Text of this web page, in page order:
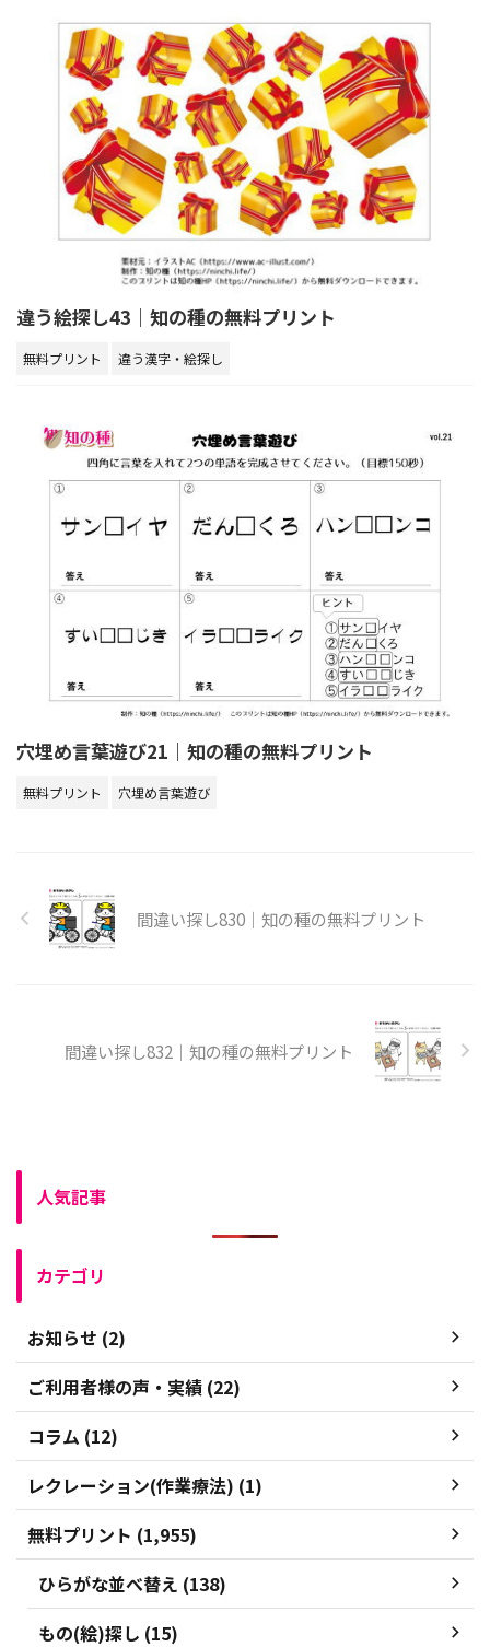
違う絵探し43｜知の種の無料プリント
無料プリント 違う漢字・絵探し
穴埋め言葉遊び21｜知の種の無料プリント
無料プリント 穴埋め言葉遊び
間違い探し830｜知の種の無料プリント
間違い探し832｜知の種の無料プリント
人気記事
カテゴリ
お知らせ (2)
ご利用者様の声・実績 (22)
コラム (12)
レクレーション(作業療法) (1)
無料プリント (1,955)
ひらがな並べ替え (138)
もの(絵)探し (15)